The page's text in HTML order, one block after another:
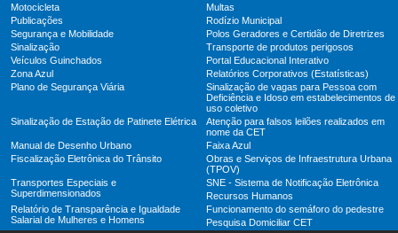
Motocicleta
Multas
Publicações
Rodízio Municipal
Segurança e Mobilidade
Polos Geradores e Certidão de Diretrizes
Sinalização
Transporte de produtos perigosos
Veículos Guinchados
Portal Educacional Interativo
Zona Azul
Relatórios Corporativos (Estatísticas)
Plano de Segurança Viária
Sinalização de vagas para Pessoa com
Deficiência e Idoso em estabelecimentos de
uso coletivo
Sinalização de Estação de Patinete Elétrica
Atenção para falsos leilões realizados em
nome da CET
Manual de Desenho Urbano
Faixa Azul
Fiscalização Eletrônica do Trânsito
Obras e Serviços de Infraestrutura Urbana
(TPOV)
Transportes Especiais e
Superdimensionados
SNE - Sistema de Notificação Eletrônica
Recursos Humanos
Relatório de Transparência e Igualdade
Salarial de Mulheres e Homens
Funcionamento do semáforo do pedestre
Pesquisa Domiciliar CET